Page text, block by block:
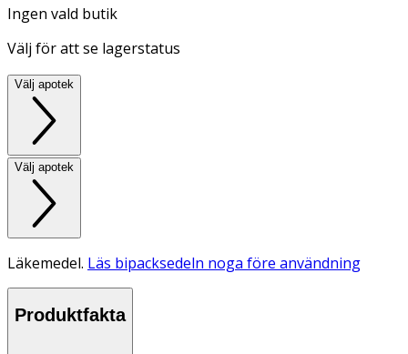
Ingen vald butik
Välj för att se lagerstatus
Välj apotek
Välj apotek
Läkemedel. Läs bipacksedeln noga före användning
Produktfakta